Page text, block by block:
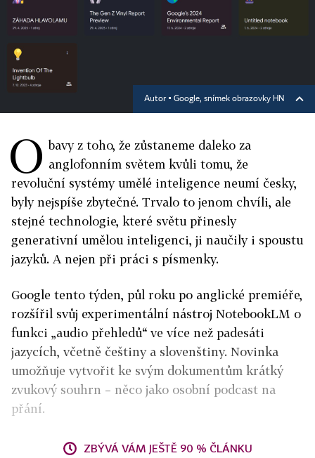
Autor ▪ Google, snímek obrazovky HN
O bavy z toho, že zůstaneme daleko za
anglofonním světem kvůli tomu, že
revoluční systémy umělé inteligence neumí česky,
byly nejspíše zbytečné. Trvalo to jenom chvíli, ale
stejné technologie, které světu přinesly
generativní umělou inteligenci, ji naučily i spoustu
jazyků. A nejen při práci s písmenky.
Google tento týden, půl roku po anglické premiéře,
rozšířil svůj experimentální nástroj NotebookLM o
funkci „audio přehledů“ ve více než padesáti
jazycích, včetně češtiny a slovenštiny. Novinka
umožňuje vytvořit ke svým dokumentům krátký
zvukový souhrn – něco jako osobní podcast na
přání.
ZBÝVÁ VÁM JEŠTĚ 90 % ČLÁNKU